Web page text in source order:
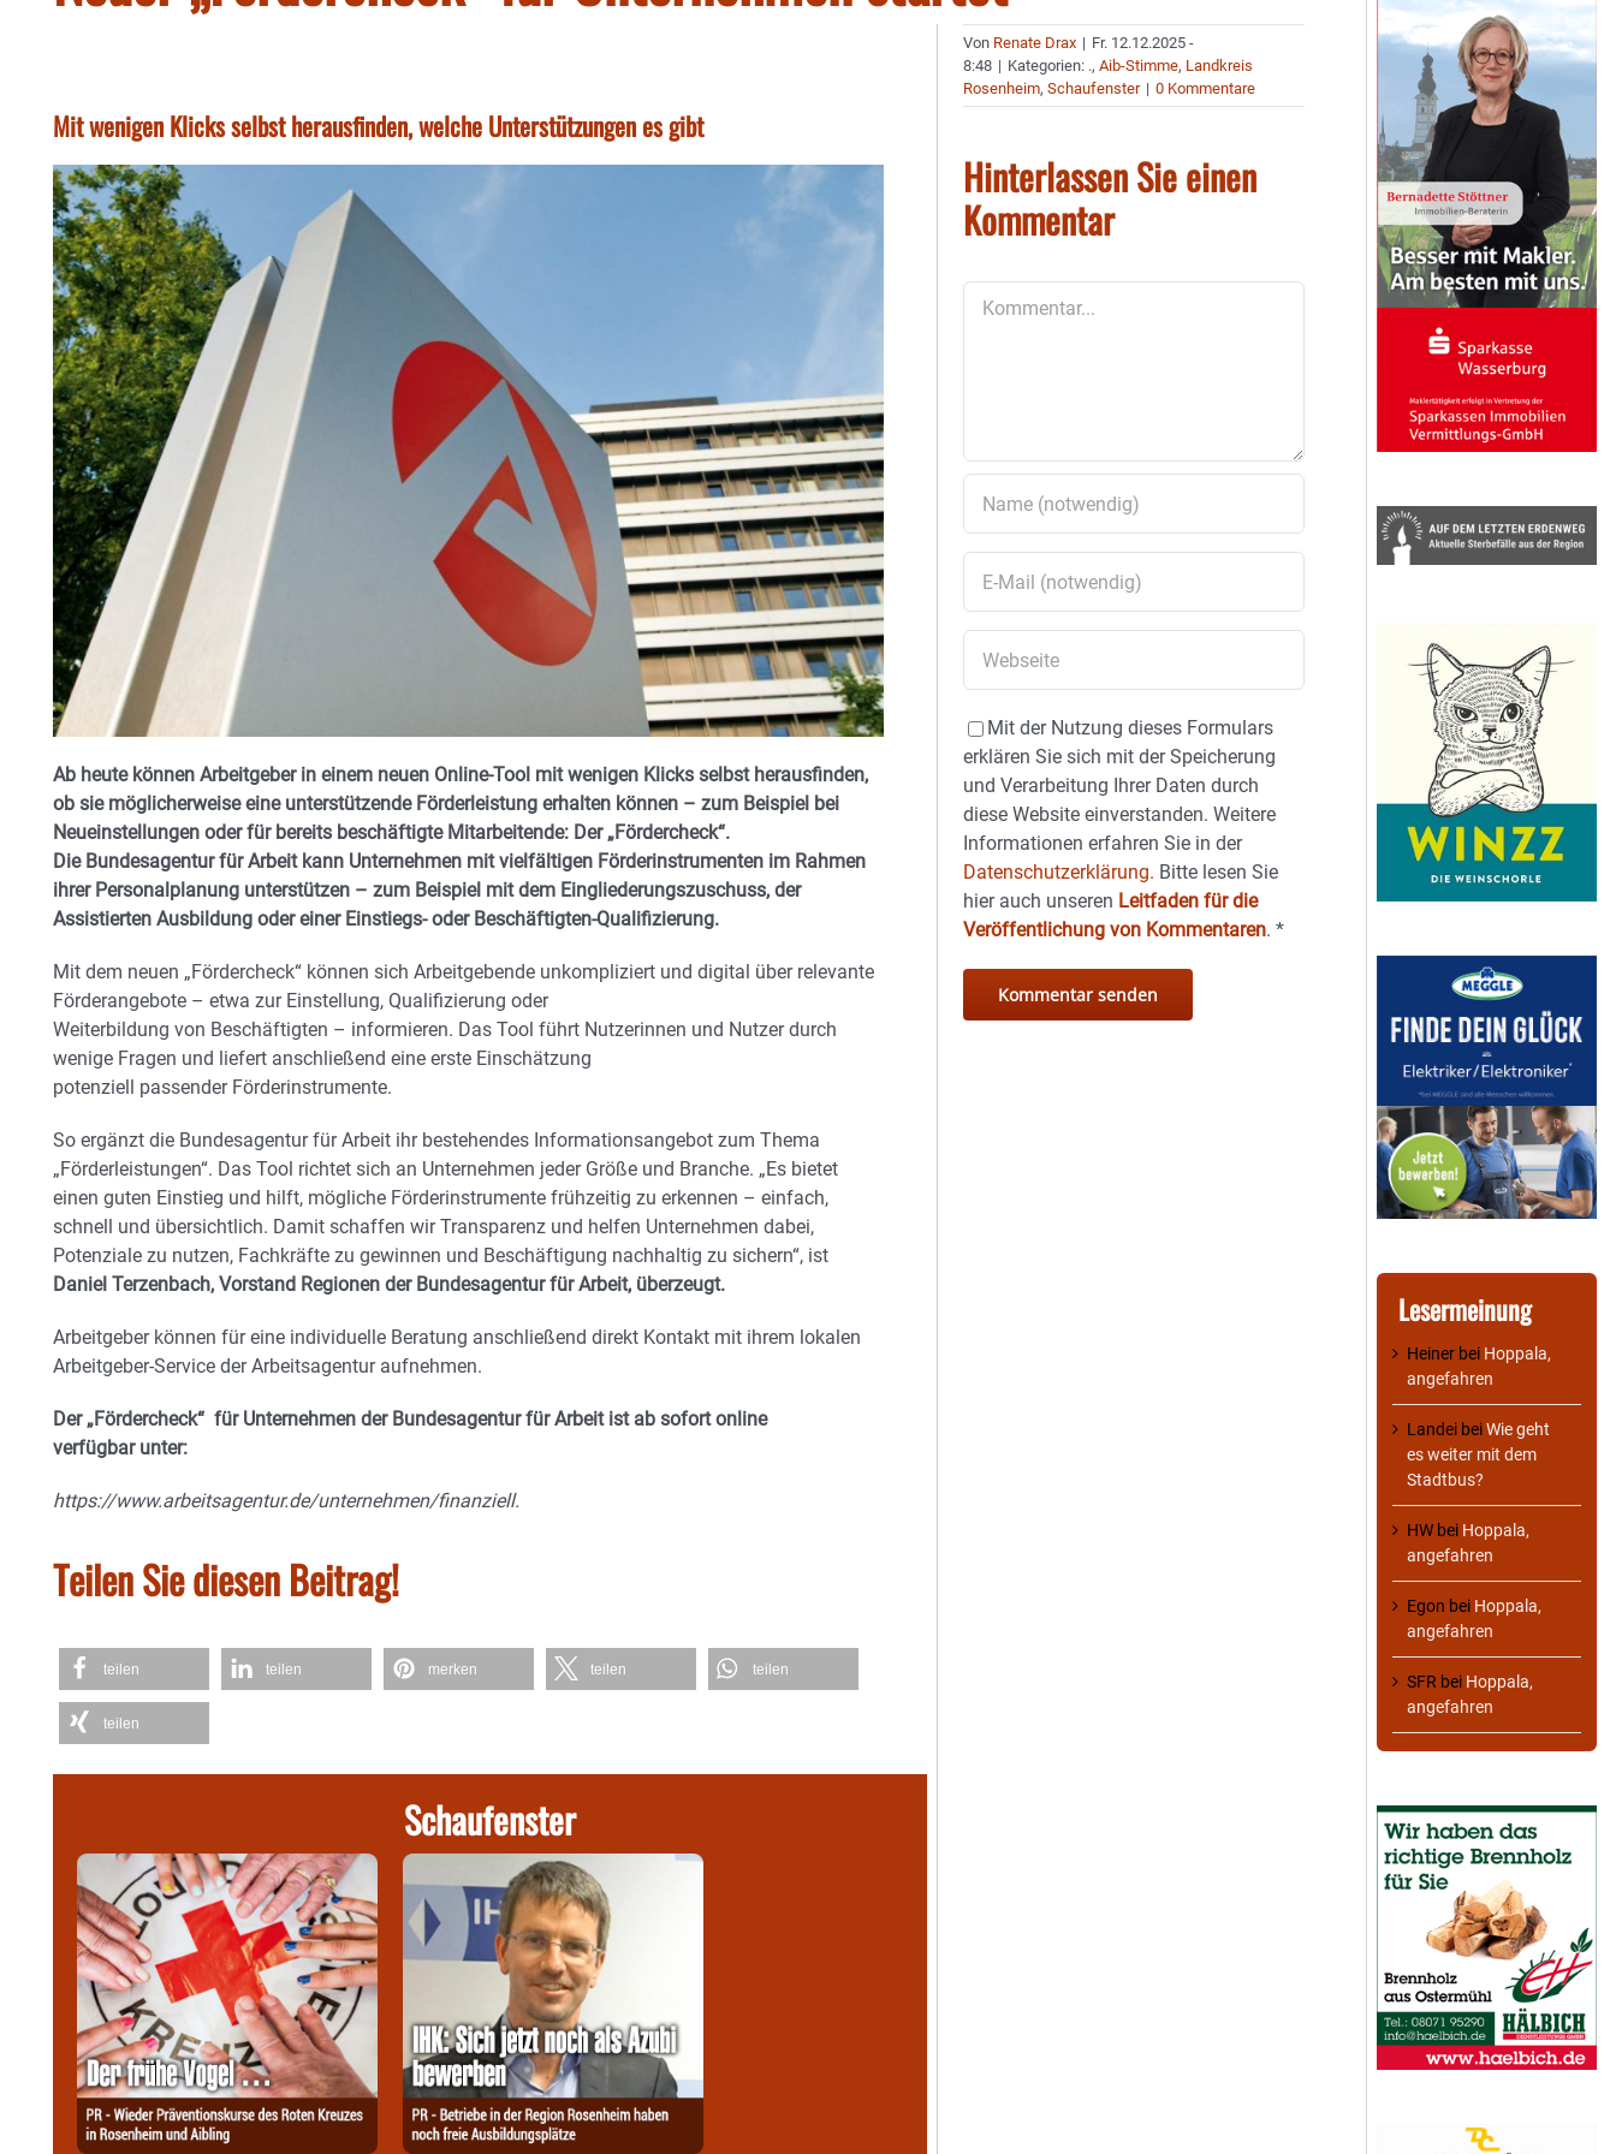
Mit wenigen Klicks selbst herausfinden, welche Unterstützungen es gibt
Ab heute können Arbeitgeber in einem neuen Online-Tool mit wenigen Klicks selbst herausfinden,
ob sie möglicherweise eine unterstützende Förderleistung erhalten können – zum Beispiel bei
Neueinstellungen oder für bereits beschäftigte Mitarbeitende: Der „Fördercheck“.
Die Bundesagentur für Arbeit kann Unternehmen mit vielfältigen Förderinstrumenten im Rahmen
ihrer Personalplanung unterstützen – zum Beispiel mit dem Eingliederungszuschuss, der
Assistierten Ausbildung oder einer Einstiegs- oder Beschäftigten-Qualifizierung.
Mit dem neuen „Fördercheck“ können sich Arbeitgebende unkompliziert und digital über relevante
Förderangebote – etwa zur Einstellung, Qualifizierung oder
Weiterbildung von Beschäftigten – informieren. Das Tool führt Nutzerinnen und Nutzer durch
wenige Fragen und liefert anschließend eine erste Einschätzung
potenziell passender Förderinstrumente.
So ergänzt die Bundesagentur für Arbeit ihr bestehendes Informationsangebot zum Thema
„Förderleistungen“. Das Tool richtet sich an Unternehmen jeder Größe und Branche. „Es bietet
einen guten Einstieg und hilft, mögliche Förderinstrumente frühzeitig zu erkennen – einfach,
schnell und übersichtlich. Damit schaffen wir Transparenz und helfen Unternehmen dabei,
Potenziale zu nutzen, Fachkräfte zu gewinnen und Beschäftigung nachhaltig zu sichern“, ist
Daniel Terzenbach, Vorstand Regionen der Bundesagentur für Arbeit, überzeugt.
Arbeitgeber können für eine individuelle Beratung anschließend direkt Kontakt mit ihrem lokalen
Arbeitgeber-Service der Arbeitsagentur aufnehmen.
Der „Fördercheck“ für Unternehmen der Bundesagentur für Arbeit ist ab sofort online
verfügbar unter:
https://www.arbeitsagentur.de/unternehmen/finanziell.
Teilen Sie diesen Beitrag!
teilen teilen merken teilen teilen
teilen
Schaufenster
Von Renate Drax | Fr. 12.12.2025 -
8:48 | Kategorien: .,Aib-Stimme, Landkreis
Rosenheim,Schaufenster | 0 Kommentare
Hinterlassen Sie einen
Kommentar
Mit der Nutzung dieses Formulars
erklären Sie sich mit der Speicherung
und Verarbeitung Ihrer Daten durch
diese Website einverstanden. Weitere
Informationen erfahren Sie in der
Datenschutzerklärung. Bitte lesen Sie
hier auch unseren Leitfaden für die
Veröffentlichung von Kommentaren.*
Lesermeinung
Heiner bei Hoppala,
angefahren
Landei beiWie geht
es weiter mit dem
Stadtbus?
HW bei Hoppala,
angefahren
Egon bei Hoppala,
angefahren
SFR bei Hoppala,
angefahren